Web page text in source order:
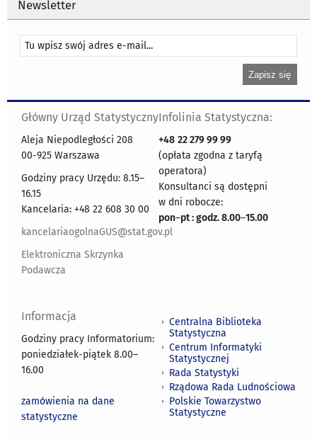
Newsletter
Główny Urząd Statystyczny
Aleja Niepodległości 208
00-925 Warszawa
Godziny pracy Urzędu: 8.15–
16.15
Kancelaria: +48 22 608 30 00
kancelariaogolnaGUS@stat.gov.pl
Elektroniczna Skrzynka
Podawcza
Infolinia Statystyczna:
+48 22 279 99 99
(opłata zgodna z taryfą
operatora)
Konsultanci są dostępni
w dni robocze:
pon–pt : godz. 8.00–15.00
Informacja
Godziny pracy Informatorium:
poniedziałek-piątek 8.00–
16.00
zamówienia na dane
statystyczne
Centralna Biblioteka
Statystyczna
Centrum Informatyki
Statystycznej
Rada Statystyki
Rządowa Rada Ludnościowa
Polskie Towarzystwo
Statystyczne